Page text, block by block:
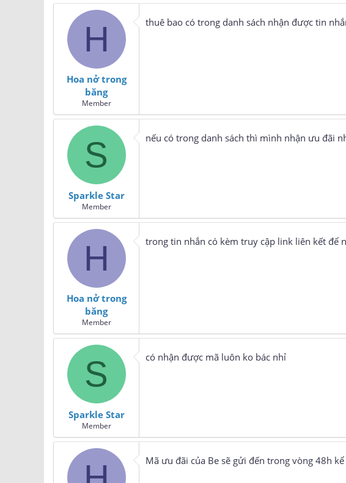
H
Hoa nở trong
băng
Member
thuê bao có trong danh sách nhận được tin
S
Sparkle Star
Member
nếu có trong danh sách thì mình nhận ưu đãi
H
Hoa nở trong
băng
Member
trong tin nhắn có kèm truy cập link liên kết để
S
Sparkle Star
Member
có nhận được mã luôn ko bác nhỉ
Mã ưu đãi của Be sẽ gửi đến trong vòng 48h